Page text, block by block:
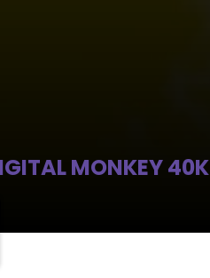
MONKEY 40K